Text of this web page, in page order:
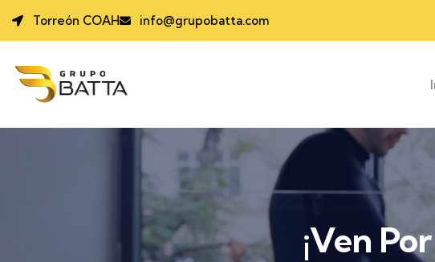
Torreón COAH info@grupobatta.com
¡Ven